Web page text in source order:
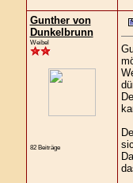
Gunther von
Dunkelbrunn
Weibel
82 Beiträge